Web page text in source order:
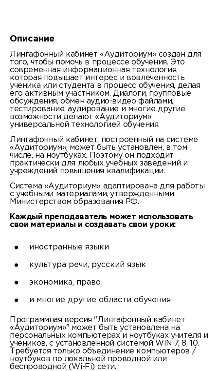
Описание
Лингафонный кабинет «Аудиториум» создан для
того, чтобы помочь в процессе обучения. Это
современная информационная технология,
которая повышает интерес и вовлеченность
ученика или студента в процесс обучения, делая
его активным участником. Диалоги, групповые
обсуждения, обмен аудио-видео файлами,
тестирование, аудирование и многие другие
возможности делают «Аудиториум»
универсальной технологией обучения.
Лингафонный кабинет, построенный на системе
«Аудиториум», может быть установлен, в том
числе, на ноутбуках. Поэтому он подходит
практически для любых учебных заведений и
учреждений повышения квалификации.
Система «Аудиториум» адаптирована для работы
с учебными материалами, утвержденными
Министерством образования РФ.
Каждый преподаватель может использовать
свои материалы и создавать свои уроки:
иностранные языки
культура речи, русский язык
экономика, право
и многие другие области обучения
Программная версия "Лингафонный кабинет
«Аудиториум»" может быть установлена на
персональных компьютерах и ноутбуках учителя и
учеников, с установленной системой WIN 7, 8, 10.
Требуется только объединение компьютеров /
ноутбуков по локальной проводной или
беспроводной (Wi-Fi) сети.